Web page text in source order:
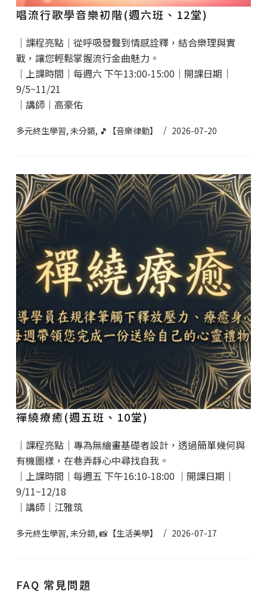
唱流行歌學音樂初階(週六班、12堂)
｜課程亮點｜從呼吸發聲到情感詮釋，結合樂理與實
戰，讓您輕鬆掌握流行金曲魅力。
｜上課時間｜每週六 下午13:00-15:00｜開課日期｜
9/5~11/21
｜講師｜高豪佑
多元終生學習, 未分類, 🎵【音樂律動】 2026-07-20
禪繞療癒(週五班、10堂)
｜課程亮點｜專為無繪畫基礎者設計，透過簡單幾何與
有機圖樣，在巷弄靜心中尋找自我。
｜上課時間｜每週五 下午16:10-18:00 ｜開課日期｜
9/11~12/18
｜講師｜江雅筑
多元終生學習, 未分類, 📸【生活美學】 2026-07-17
FAQ 常見問題